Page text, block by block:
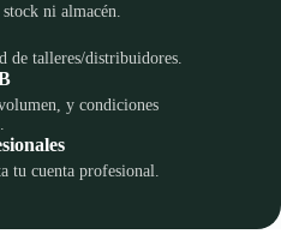
ni almacén.
de talleres/distribuidores.
y condiciones
tu cuenta profesional.